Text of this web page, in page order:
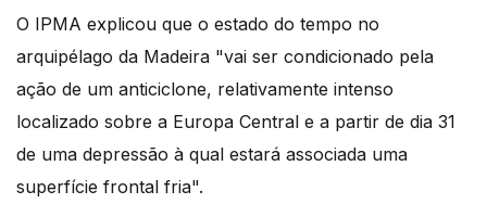
O IPMA explicou que o estado do tempo no
arquipélago da Madeira "vai ser condicionado pela
ação de um anticiclone, relativamente intenso
localizado sobre a Europa Central e a partir de dia 31
de uma depressão à qual estará associada uma
superfície frontal fria".